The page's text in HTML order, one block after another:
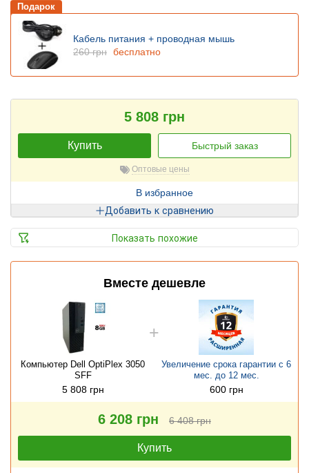
Подарок
Кабель питания + проводная мышь
260 грн бесплатно
5 808 грн
Купить Быстрый заказ
Оптовые цены
В избранное
Добавить к сравнению
Показать похожие
Вместе дешевле
Компьютер Dell OptiPlex 3050
SFF
5 808 грн
Увеличение срока гарантии с 6
мес. до 12 мес.
600 грн
6 208 грн 6 408 грн
Купить